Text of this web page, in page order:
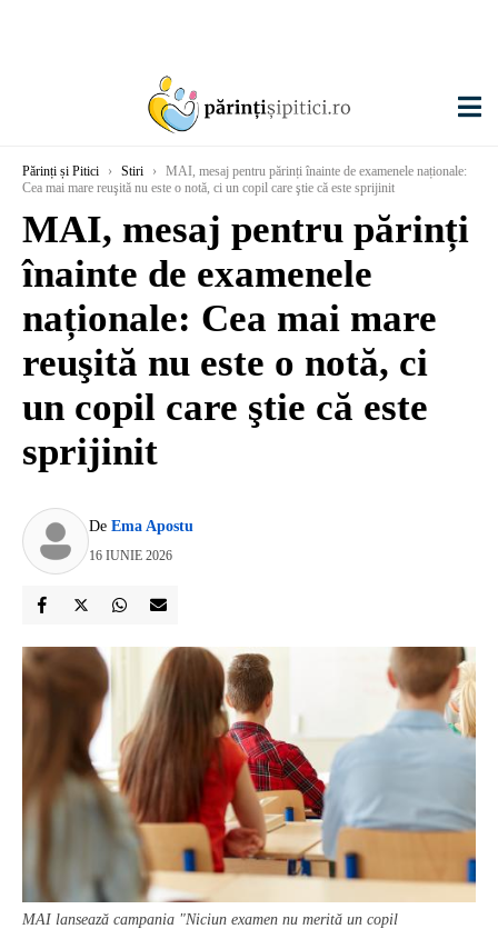
Părinți și Pitici › Stiri ›
MAI, mesaj pentru părinți înainte de examenele naționale:
Cea mai mare reuşită nu este o notă, ci un copil care ştie că este sprijinit
MAI, mesaj pentru părinți
înainte de examenele
naționale: Cea mai mare
reuşită nu este o notă, ci
un copil care ştie că este
sprijinit
De Ema Apostu
16 IUNIE 2026
MAI lansează campania "Niciun examen nu merită un copil